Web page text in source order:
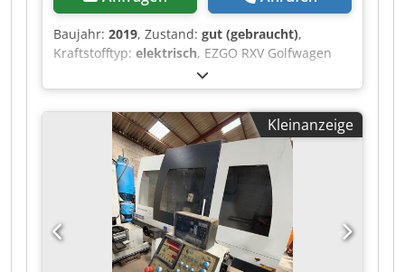
Baujahr: 2019, Zustand: gut (gebraucht),
Kraftstofftyp: elektrisch, EZGO RXV Golfwagen
Elektrisch 4-Sitzer 2019 inkl. Ladegerät Video
kann per Whatsapp gesendet werden. Laufender
Lagerbestand, siehe Webseite. Preise ab Nuland.
Van de Wert Trading B.V. bietet einen
wechselnden Bestand an Maschinen, Lkw,
Anhängern und Anbauteilen. Alle unsere
Lieferungen erfolgen zu Handelsbedingungen
im AS-IS-Zustand ohne Garantien. (siehe unsere
Allgemeinen Geschäftsbedingungen) Für eine
Besichtigung und/oder Probefahrt können Sie
unverbindlich einen Termin vereinbaren. Bitte
Kleinanzeige